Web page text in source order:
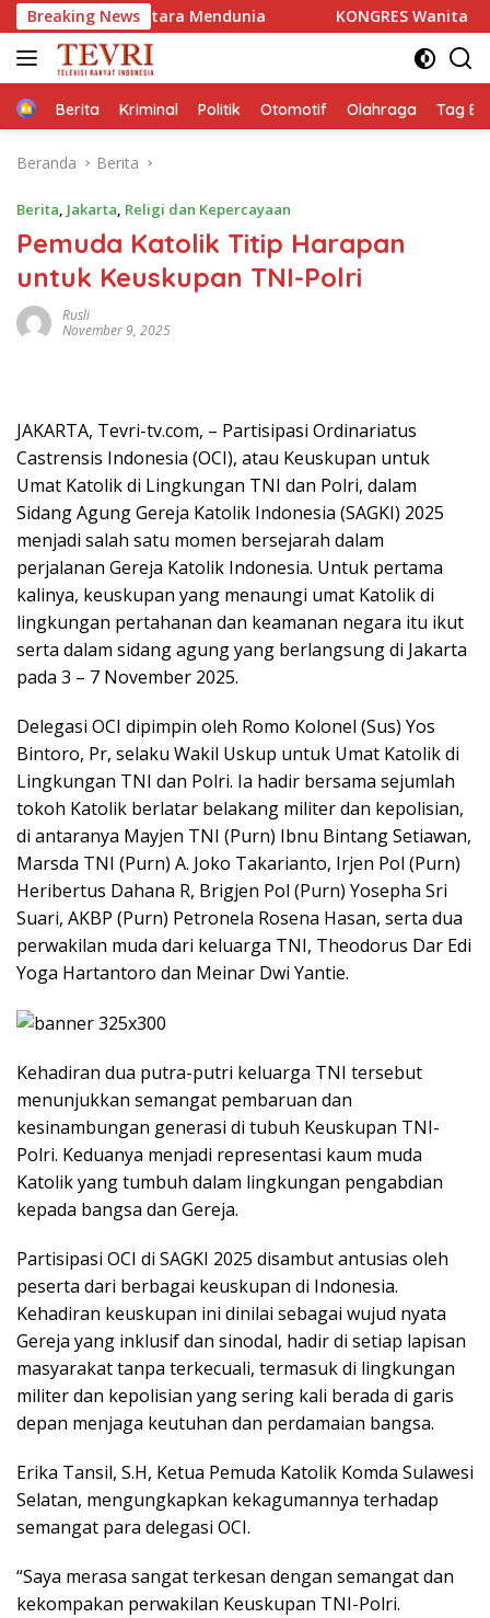
Langsung
ke
konten
Breaking News
Mendunia KONGRES Wanita Indonesia (Kowani)
HomeBerita Kriminal Politik Otomotif Olahraga Tag
Beranda Berita
Berita, Jakarta, Religi dan Kepercayaan
Pemuda Katolik Titip Harapan
untuk Keuskupan TNI-Polri
Rusli
November 9, 2025
JAKARTA, Tevri-tv.com, – Partisipasi Ordinariatus
Castrensis Indonesia (OCI), atau Keuskupan untuk
Umat Katolik di Lingkungan TNI dan Polri, dalam
Sidang Agung Gereja Katolik Indonesia (SAGKI) 2025
menjadi salah satu momen bersejarah dalam
perjalanan Gereja Katolik Indonesia. Untuk pertama
kalinya, keuskupan yang menaungi umat Katolik di
lingkungan pertahanan dan keamanan negara itu ikut
serta dalam sidang agung yang berlangsung di Jakarta
pada 3 – 7 November 2025.
Delegasi OCI dipimpin oleh Romo Kolonel (Sus) Yos
Bintoro, Pr, selaku Wakil Uskup untuk Umat Katolik di
Lingkungan TNI dan Polri. Ia hadir bersama sejumlah
tokoh Katolik berlatar belakang militer dan kepolisian,
di antaranya Mayjen TNI (Purn) Ibnu Bintang Setiawan,
Marsda TNI (Purn) A. Joko Takarianto, Irjen Pol (Purn)
Heribertus Dahana R, Brigjen Pol (Purn) Yosepha Sri
Suari, AKBP (Purn) Petronela Rosena Hasan, serta dua
perwakilan muda dari keluarga TNI, Theodorus Dar Edi
Yoga Hartantoro dan Meinar Dwi Yantie.
Kehadiran dua putra-putri keluarga TNI tersebut
menunjukkan semangat pembaruan dan
kesinambungan generasi di tubuh Keuskupan TNI-
Polri. Keduanya menjadi representasi kaum muda
Katolik yang tumbuh dalam lingkungan pengabdian
kepada bangsa dan Gereja.
Partisipasi OCI di SAGKI 2025 disambut antusias oleh
peserta dari berbagai keuskupan di Indonesia.
Kehadiran keuskupan ini dinilai sebagai wujud nyata
Gereja yang inklusif dan sinodal, hadir di setiap lapisan
masyarakat tanpa terkecuali, termasuk di lingkungan
militer dan kepolisian yang sering kali berada di garis
depan menjaga keutuhan dan perdamaian bangsa.
Erika Tansil, S.H, Ketua Pemuda Katolik Komda Sulawesi
Selatan, mengungkapkan kekagumannya terhadap
semangat para delegasi OCI.
“Saya merasa sangat terkesan dengan semangat dan
kekompakan perwakilan Keuskupan TNI-Polri.